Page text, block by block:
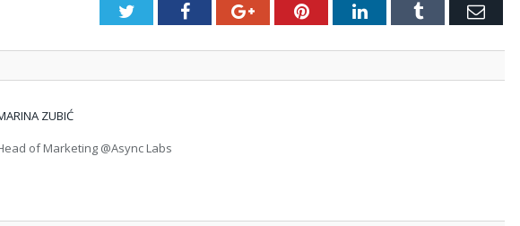
TwitterFacebookGoogle+PinterestLinkedInTumblr Email
ZUBIĆ
of Marketing @Async Labs